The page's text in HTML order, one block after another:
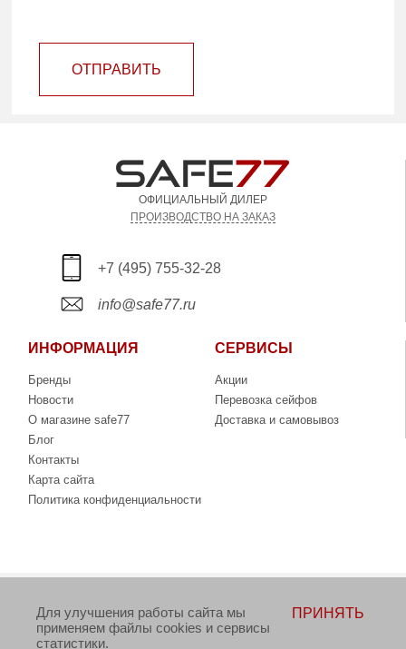
ОТПРАВИТЬ
ОФИЦИАЛЬНЫЙ ДИЛЕР
ПРОИЗВОДСТВО НА ЗАКАЗ
+7 (495) 755-32-28
info@safe77.ru
ИНФОРМАЦИЯ
Бренды
Новости
О магазине safe77
Блог
Контакты
Карта сайта
Политика конфиденциальности
СЕРВИСЫ
Акции
Перевозка сейфов
Доставка и самовывоз
Copyright © 2006-2026. Интернет-магазин сейфов
www.safe77.ru
Данный интернет-сайт носит исключительно информационный
Для улучшения работы сайта мы
применяем файлы cookies и сервисы
статистики.
ПРИНЯТЬ